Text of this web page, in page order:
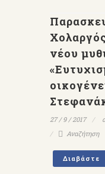
νέου
27 / 9 / 2017
Αναζήτηση
Διαβάστε